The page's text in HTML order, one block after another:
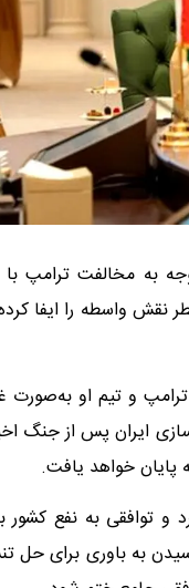
به مخالفت ترامپ با
واسطه را ایفا کرده
ترامپ و تیم او به‌صورت
ایران پس از جنگ
پایان خواهد یافت.
و توافقی به نفع کشور
به باوری برای حل